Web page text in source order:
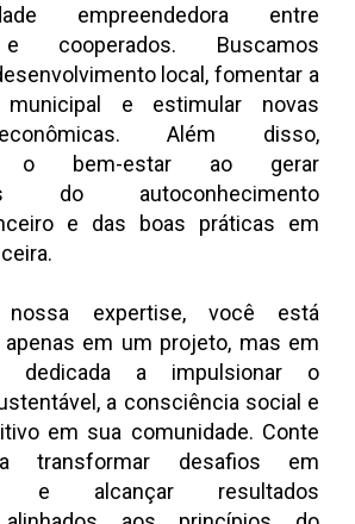
empreendedora entre
cooperados. Buscamos
local, fomentar a
municipal e estimular novas
Além disso,
o bem-estar ao gerar
do autoconhecimento
e das boas práticas em
expertise, você está
em um projeto, mas em
dedicada a impulsionar o
a consciência social e
em sua comunidade. Conte
transformar desafios em
e alcançar resultados